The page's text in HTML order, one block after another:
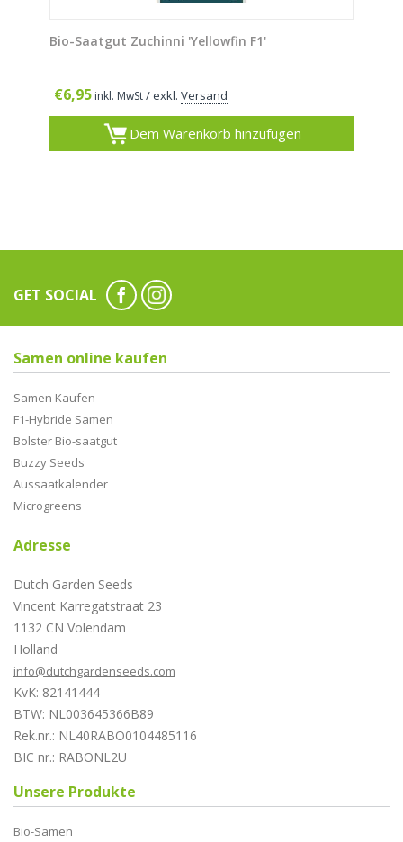
Bio-Saatgut Zuchinni 'Yellowfin F1'
€6,95 inkl. MwSt/ exkl. Versand
Dem Warenkorb hinzufügen
GET SOCIAL
Samen online kaufen
Samen Kaufen
F1-Hybride Samen
Bolster Bio-saatgut
Buzzy Seeds
Aussaatkalender
Microgreens
Adresse
Dutch Garden Seeds
Vincent Karregatstraat 23
1132 CN Volendam
Holland
info@dutchgardenseeds.com
KvK: 82141444
BTW: NL003645366B89
Rek.nr.: NL40RABO0104485116
BIC nr.: RABONL2U
Unsere Produkte
Bio-Samen